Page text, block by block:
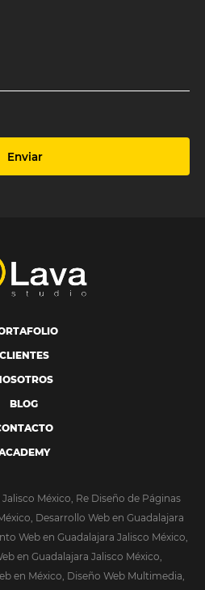
Enviar
CLIENTES
BLOG
México, Re Diseño de Páginas
Desarrollo Web en Guadalajara
Web en Guadalajara Jalisco México,
en Guadalajara Jalisco México,
en México, Diseño Web Multimedia,